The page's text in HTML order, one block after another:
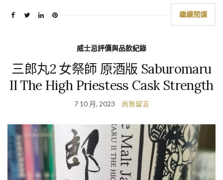
繼續閱讀
威士忌評價與品飲紀錄
三郎丸2 女祭師 原酒版 Saburomaru
II The High Priestess Cask Strength
7 10 月, 2023 尚無留言